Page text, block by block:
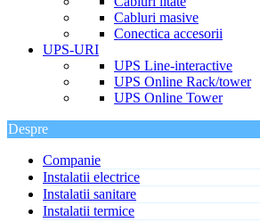
Cabluri masive
Conectica accesorii
UPS-URI
UPS Line-interactive
UPS Online Rack/tower
UPS Online Tower
Despre
Companie
Instalatii electrice
Instalatii sanitare
Instalatii termice